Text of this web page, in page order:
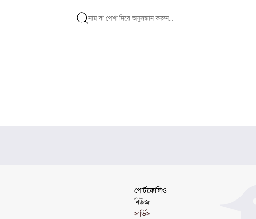
পোর্টফোলিও
নিউজ
সার্ভিস